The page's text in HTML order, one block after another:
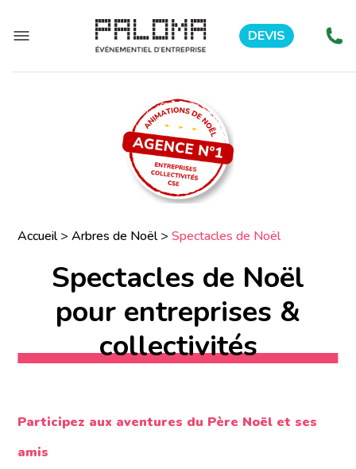
DEVIS
Accueil>Arbres de Noël>Spectacles de Noël
Spectacles de Noël
pour entreprises &
collectivités
Participez aux aventures du Père Noël et ses
amis